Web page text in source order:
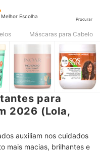
Escolha
Procurar
Máscaras para Cabelo
para
2026 (Lola,
auxiliam nos cuidados
mais macias, brilhantes e